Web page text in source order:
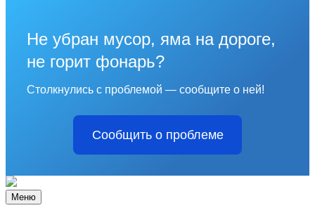
Не убран мусор, яма на дороге,
не горит фонарь?
Столкнулись с проблемой — сообщите о ней!
Сообщить о проблеме
Меню